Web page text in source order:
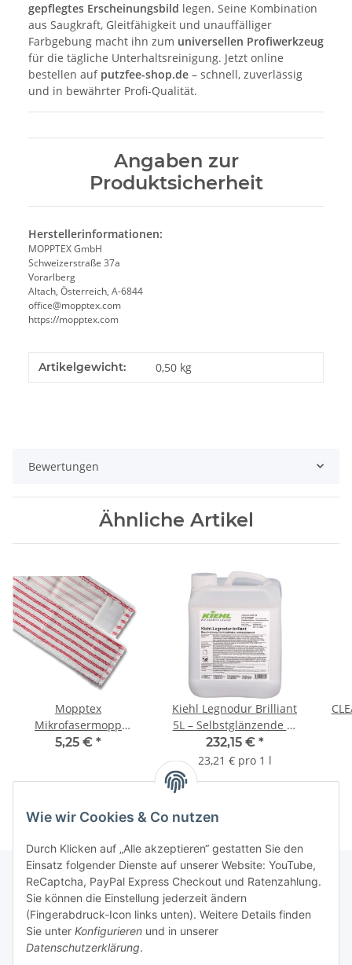
gepflegtes Erscheinungsbild legen. Seine Kombination
aus Saugkraft, Gleitfähigkeit und unauffälliger
Farbgebung macht ihn zum universellen Profiwerkzeug
für die tägliche Unterhaltsreinigung. Jetzt online
bestellen auf putzfee-shop.de – schnell, zuverlässig
und in bewährter Profi-Qualität.
Angaben zur
Produktsicherheit
Herstellerinformationen:
MOPPTEX GmbH
Schweizerstraße 37a
Vorarlberg
Altach, Österreich, A-6844
office@mopptex.com
https://mopptex.com
Artikelgewicht: 0,50 kg
Bewertungen
Ähnliche Artikel
Mopptex
Mikrofasermopp
PREMIUM SANI –
5,25 € *
Kiehl Legnodur Brilliant
5L – Selbstglänzende 1-
Komponenten-
Permanentbeschichtung
– 5 L | Karton (2
232,15 € *
23,21 € pro 1 l
Gesetzliche Informationen
Informationen
Wie wir Cookies & Co nutzen
Durch Klicken auf „Alle akzeptieren“ gestatten Sie den
Einsatz folgender Dienste auf unserer Website: YouTube,
ReCaptcha, PayPal Express Checkout und Ratenzahlung.
Sie können die Einstellung jederzeit ändern
(Fingerabdruck-Icon links unten). Weitere Details finden
Sie unter Konfigurieren und in unserer
Datenschutzerklärung.